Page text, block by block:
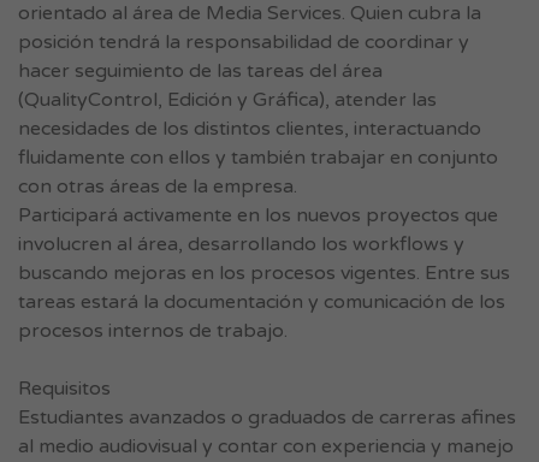
orientado al área de Media Services. Quien cubra la
posición tendrá la responsabilidad de coordinar y
hacer seguimiento de las tareas del área
(QualityControl, Edición y Gráfica), atender las
necesidades de los distintos clientes, interactuando
fluidamente con ellos y también trabajar en conjunto
con otras áreas de la empresa.
Participará activamente en los nuevos proyectos que
involucren al área, desarrollando los workflows y
buscando mejoras en los procesos vigentes. Entre sus
tareas estará la documentación y comunicación de los
procesos internos de trabajo.
Requisitos
Estudiantes avanzados o graduados de carreras afines
al medio audiovisual y contar con experiencia y manejo